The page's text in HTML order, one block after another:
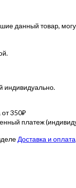
данный товар,
индивидуально.
от 350₽
платеж
Доставка и оплата